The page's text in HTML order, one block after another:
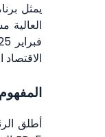
يمثل
الاقتصاد